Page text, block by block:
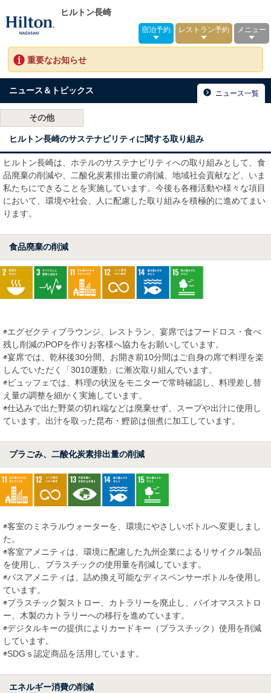
ヒルトン長崎
宿泊予約 レストラン予約 メニュー
重要なお知らせ
ニュース＆トピックス ニュース一覧
その他
ヒルトン長崎のサステナビリティに関する取り組み
ヒルトン長崎は、ホテルのサステナビリティへの取り組みとして、食
品廃棄の削減や、二酸化炭素排出量の削減、地域社会貢献など、いま
私たちにできることを実施しています。今後も各種活動や様々な項目
において、環境や社会、人に配慮した取り組みを積極的に進めてまい
ります。
食品廃棄の削減
◉エグゼクティブラウンジ、レストラン、宴席ではフードロス・食べ
残し削減のPOPを作りお客様へ協力をお願いしています。
◉宴席では、乾杯後30分間、お開き前10分間はご自身の席で料理を楽
しんでいただく「3010運動」に漸次取り組んでいます。
◉ビュッフェでは、料理の状況をモニターで常時確認し、料理差し替
え量の調整を細かく実施しています。
◉仕込みで出た野菜の切れ端などは廃棄せず、スープや出汁に使用し
ています。出汁を取った昆布・鰹節は佃煮に加工しています。
プラごみ、二酸化炭素排出量の削減
◉客室のミネラルウォーターを、環境にやさしいボトルへ変更しまし
た。
◉客室アメニティは、環境に配慮した九州企業によるリサイクル製品
を使用し、プラスチックの使用量を削減しています。
◉バスアメニティは、詰め換え可能なディスペンサーボトルを使用し
ています。
◉プラスチック製ストロー、カトラリーを廃止し、バイオマスストロ
ー、木製のカトラリーへの移行を進めています。
◉デジタルキーの提供によりカードキー（プラスチック）使用を削減
しています。
◉SDGｓ認定商品を活用しています。
エネルギー消費の削減